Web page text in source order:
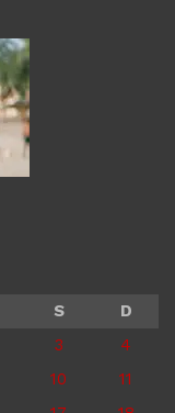
S
D
3
4
10
11